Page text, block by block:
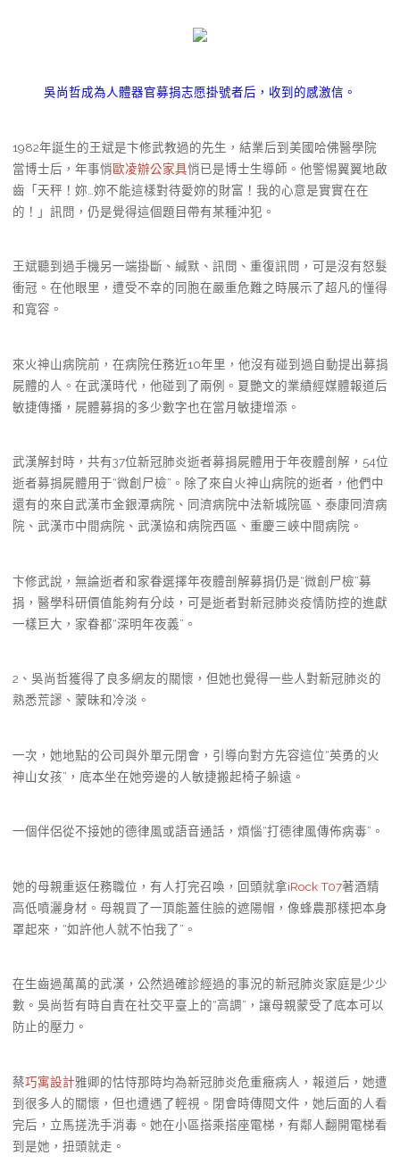
吳尚哲成為人體器官募捐志愿掛號者后，收到的感激信。
1982年誕生的王斌是卞修武教過的先生，結業后到美國哈佛醫學院
當博士后，年事悄歐凌辦公家具悄已是博士生導師。他警惕翼翼地啟
齒「天秤！妳…妳不能這樣對待愛妳的財富！我的心意是實實在在
的！」訊問，仍是覺得這個題目帶有某種沖犯。
王斌聽到過手機另一端掛斷、緘默、訊問、重復訊問，可是沒有怒髮
衝冠。在他眼里，遭受不幸的同胞在嚴重危難之時展示了超凡的懂得
和寬容。
來火神山病院前，在病院任務近10年里，他沒有碰到過自動提出募捐
屍體的人。在武漢時代，他碰到了兩例。夏艷文的業績經媒體報道后
敏捷傳播，屍體募捐的多少數字也在當月敏捷增添。
武漢解封時，共有37位新冠肺炎逝者募捐屍體用于年夜體剖解，54位
逝者募捐屍體用于“微創尸檢”。除了來自火神山病院的逝者，他們中
還有的來自武漢市金銀潭病院、同濟病院中法新城院區、泰康同濟病
院、武漢市中間病院、武漢協和病院西區、重慶三峽中間病院。
卞修武說，無論逝者和家眷選擇年夜體剖解募捐仍是“微創尸檢”募
捐，醫學科研價值能夠有分歧，可是逝者對新冠肺炎疫情防控的進獻
一樣巨大，家眷都“深明年夜義”。
2、吳尚哲獲得了良多網友的關懷，但她也覺得一些人對新冠肺炎的
熟悉荒謬、蒙昧和冷淡。
一次，她地點的公司與外單元閉會，引導向對方先容這位“英勇的火
神山女孩”，底本坐在她旁邊的人敏捷搬起椅子躲遠。
一個伴侶從不接她的德律風或語音通話，煩惱“打德律風傳佈病毒”。
她的母親重返任務職位，有人打完召喚，回頭就拿iRock T07著酒精
高低噴灑身材。母親買了一頂能蓋住臉的遮陽帽，像蜂農那樣把本身
罩起來，“如許他人就不怕我了”。
在生齒過萬萬的武漢，公然過確診經過的事況的新冠肺炎家庭是少少
數。吳尚哲有時自責在社交平臺上的“高調”，讓母親蒙受了底本可以
防止的壓力。
蔡巧寓設計雅卿的怙恃那時均為新冠肺炎危重癥病人，報道后，她遭
到很多人的關懷，但也遭遇了輕視。閉會時傳閱文件，她后面的人看
完后，立馬搓洗手消毒。她在小區搭乘搭座電梯，有鄰人翻開電梯看
到是她，扭頭就走。